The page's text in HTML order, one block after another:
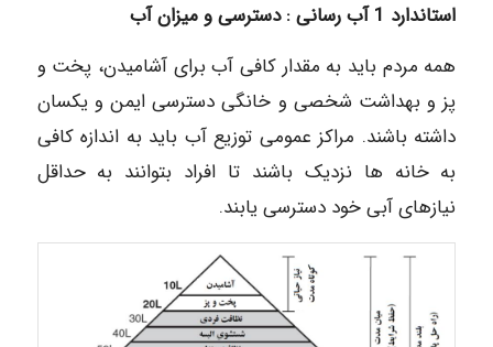
استاندارد 1 آب رسانی : دسترسی و میزان آب
همه مردم باید به مقدار کافی آب برای آشامیدن، پخت و
پز و بهداشت شخصی و خانگی دسترسی ایمن و یکسان
داشته باشند. مراکز عمومی توزیع آب باید به اندازه کافی
به خانه ها نزدیک باشند تا افراد بتوانند به حداقل
نیازهای آبی خود دسترسی یابند.